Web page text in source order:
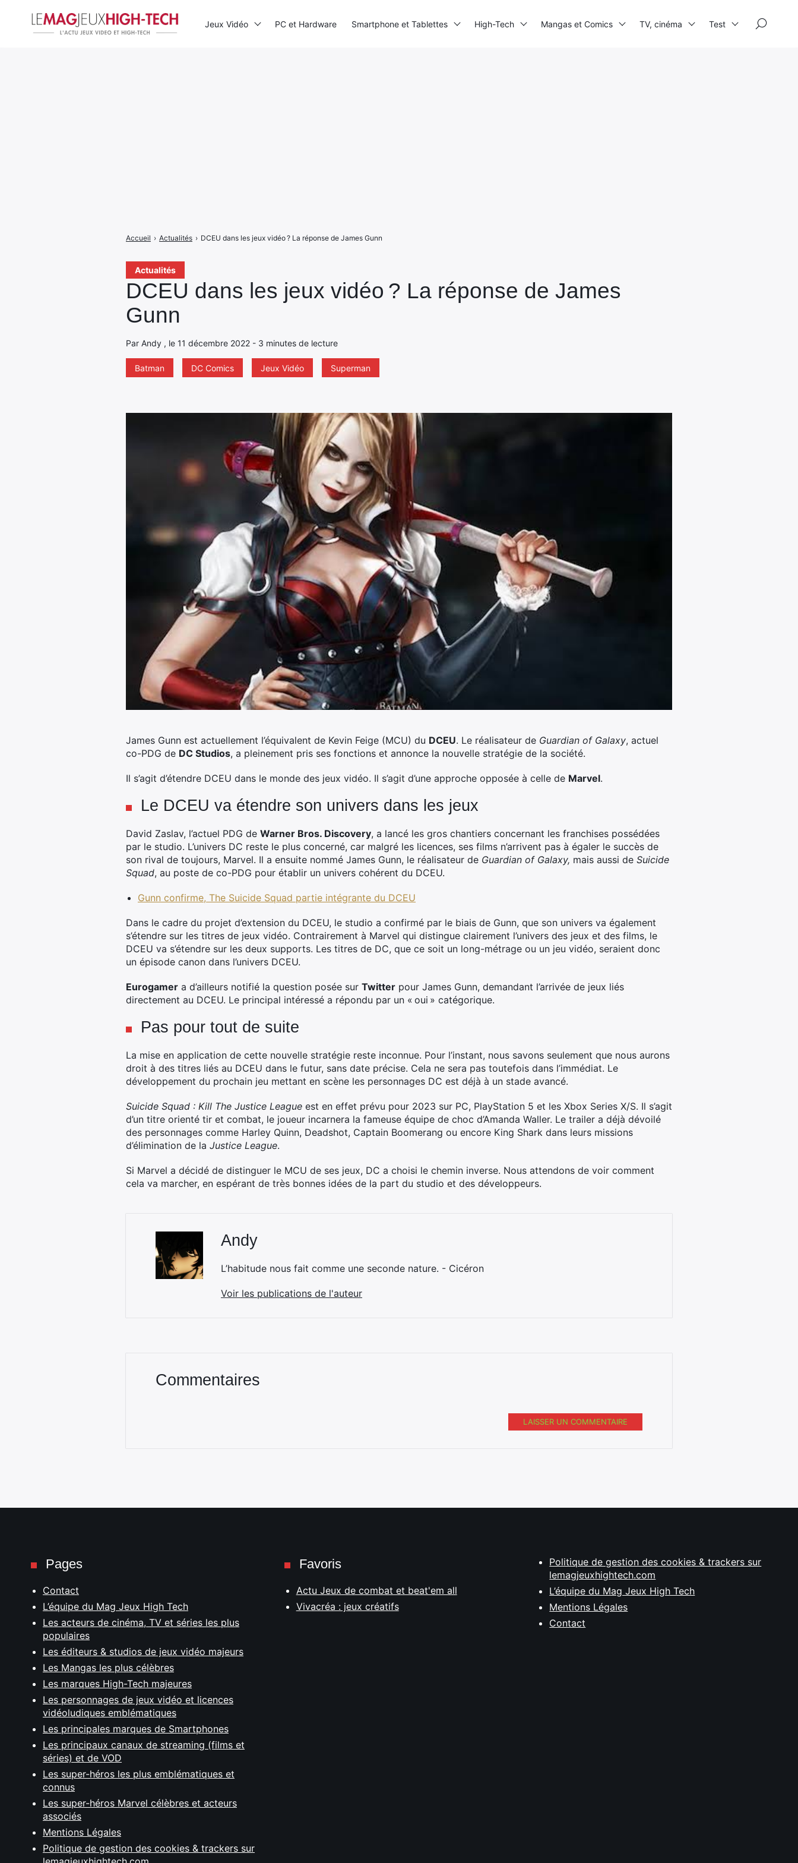
Actualités
DCEU dans les jeux vidéo ? La réponse de James
Gunn
Par Andy , le 11 décembre 2022 - 3 minutes de lecture
Batman DC Comics Jeux Vidéo Superman
Accueil › Actualités › DCEU dans les jeux vidéo ? La réponse de James Gunn
James Gunn est actuellement l’équivalent de Kevin Feige (MCU) du DCEU. Le réalisateur de Guardian of Galaxy, actuel
co-PDG de DC Studios, a pleinement pris ses fonctions et annonce la nouvelle stratégie de la société.
Il s’agit d’étendre DCEU dans le monde des jeux vidéo. Il s’agit d’une approche opposée à celle de Marvel.
Le DCEU va étendre son univers dans les jeux
David Zaslav, l’actuel PDG de Warner Bros. Discovery, a lancé les gros chantiers concernant les franchises possédées
par le studio. L’univers DC reste le plus concerné, car malgré les licences, ses films n’arrivent pas à égaler le succès de
son rival de toujours, Marvel. Il a ensuite nommé James Gunn, le réalisateur de Guardian of Galaxy, mais aussi de Suicide
Squad, au poste de co-PDG pour établir un univers cohérent du DCEU.
Gunn confirme, The Suicide Squad partie intégrante du DCEU
Dans le cadre du projet d’extension du DCEU, le studio a confirmé par le biais de Gunn, que son univers va également
s’étendre sur les titres de jeux vidéo. Contrairement à Marvel qui distingue clairement l’univers des jeux et des films, le
DCEU va s’étendre sur les deux supports. Les titres de DC, que ce soit un long-métrage ou un jeu vidéo, seraient donc
un épisode canon dans l’univers DCEU.
Eurogamer a d’ailleurs notifié la question posée sur Twitter pour James Gunn, demandant l’arrivée de jeux liés
directement au DCEU. Le principal intéressé a répondu par un « oui » catégorique.
Pas pour tout de suite
La mise en application de cette nouvelle stratégie reste inconnue. Pour l’instant, nous savons seulement que nous aurons
droit à des titres liés au DCEU dans le futur, sans date précise. Cela ne sera pas toutefois dans l’immédiat. Le
développement du prochain jeu mettant en scène les personnages DC est déjà à un stade avancé.
Suicide Squad : Kill The Justice League est en effet prévu pour 2023 sur PC, PlayStation 5 et les Xbox Series X/S. Il s’agit
d’un titre orienté tir et combat, le joueur incarnera la fameuse équipe de choc d’Amanda Waller. Le trailer a déjà dévoilé
des personnages comme Harley Quinn, Deadshot, Captain Boomerang ou encore King Shark dans leurs missions
d’élimination de la Justice League.
Si Marvel a décidé de distinguer le MCU de ses jeux, DC a choisi le chemin inverse. Nous attendons de voir comment
cela va marcher, en espérant de très bonnes idées de la part du studio et des développeurs.
Andy
L’habitude nous fait comme une seconde nature. - Cicéron
Voir les publications de l'auteur
Commentaires
LAISSER UN COMMENTAIRE
Jeux Vidéo PC et Hardware Smartphone et Tablettes High-Tech Mangas et Comics TV, cinéma Test
Pages
Contact
L’équipe du Mag Jeux High Tech
Les acteurs de cinéma, TV et séries les plus
populaires
Les éditeurs & studios de jeux vidéo majeurs
Les Mangas les plus célèbres
Les marques High-Tech majeures
Les personnages de jeux vidéo et licences
vidéoludiques emblématiques
Les principales marques de Smartphones
Les principaux canaux de streaming (films et
séries) et de VOD
Les super-héros les plus emblématiques et
connus
Les super-héros Marvel célèbres et acteurs
associés
Mentions Légales
Politique de gestion des cookies & trackers sur
Favoris
Actu Jeux de combat et beat'em all
Vivacréa : jeux créatifs
Politique de gestion des cookies & trackers sur
lemagjeuxhightech.com
L’équipe du Mag Jeux High Tech
Mentions Légales
Contact